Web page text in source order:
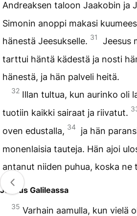
Andreaksen taloon Jaakobin ja
Simonin anoppi makasi
hänestä Jeesukselle. 31
Jeesus
tarttui häntä kädestä ja nosti
hänestä, ja hän palveli heitä.
32 Illan tultua, kun aurinko oli
tuotiin kaikki sairaat ja riivatut.
oven edustalla, 34
ja hän
monenlaisia tauteja. Hän ajoi
antanut niiden puhua, koska ne
Jeesus Galileassa
35 Varhain aamulla, kun vielä